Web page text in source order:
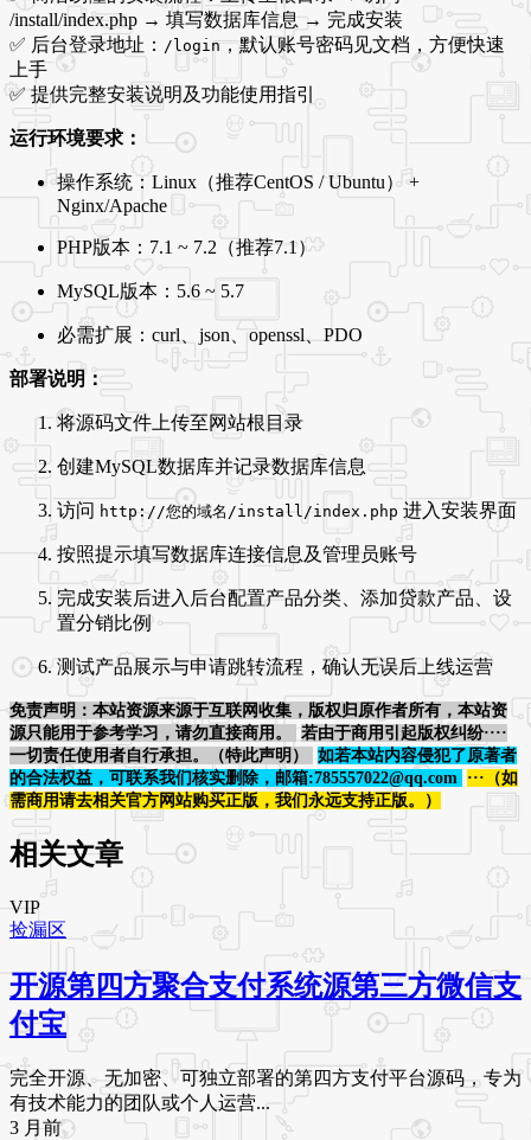
/install/index.php → 填写数据库信息 → 完成安装
✅ 后台登录地址： /login，默认账号密码见文档，方便快速
上手
✅ 提供完整安装说明及功能使用指引
运行环境要求：
操作系统：Linux（推荐CentOS / Ubuntu） +
Nginx/Apache
PHP版本：7.1 ~ 7.2（推荐7.1）
MySQL版本：5.6 ~ 5.7
必需扩展：curl、json、openssl、PDO
部署说明：
将源码文件上传至网站根目录
创建MySQL数据库并记录数据库信息
访问 http://您的域名/install/index.php 进入安装界面
按照提示填写数据库连接信息及管理员账号
完成安装后进入后台配置产品分类、添加贷款产品、设
置分销比例
测试产品展示与申请跳转流程，确认无误后上线运营
免责声明：本站资源来源于互联网收集，版权归原作者所有，本站资
源只能用于参考学习，请勿直接商用。
若由于商用引起版权纠纷····
一切责任使用者自行承担。（特此声明）
如若本站内容侵犯了原著者
的合法权益，可联系我们核实删除，邮箱:785557022@qq.com
···（如
需商用请去相关官方网站购买正版，我们永远支持正版。）
相关文章
VIP
捡漏区
开源第四方聚合支付系统源第三方微信支
付宝
完全开源、无加密、可独立部署的第四方支付平台源码，专为
有技术能力的团队或个人运营...
3 月前